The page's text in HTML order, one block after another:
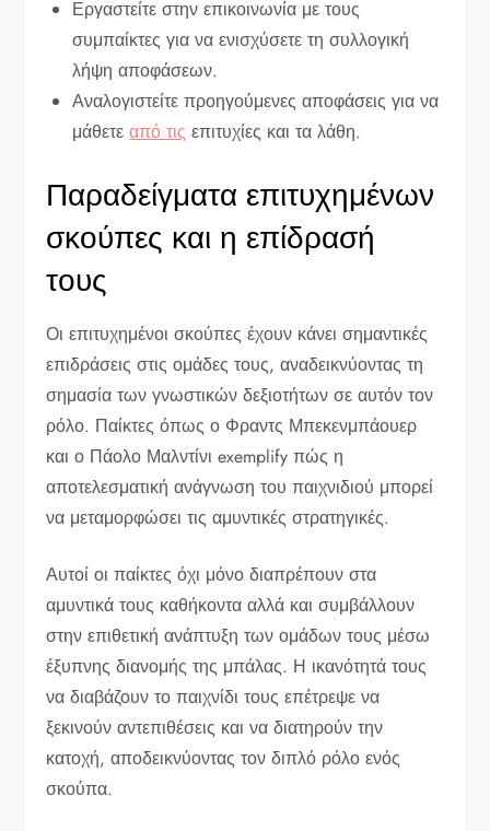
Εργαστείτε στην επικοινωνία με τους
συμπαίκτες για να ενισχύσετε τη συλλογική
λήψη αποφάσεων.
Αναλογιστείτε προηγούμενες αποφάσεις για να
μάθετεαπό τις επιτυχίες και τα λάθη.
Παραδείγματα επιτυχημένων
σκούπες και η επίδρασή
τους
Οι επιτυχημένοι σκούπες έχουν κάνει σημαντικές
επιδράσεις στις ομάδες τους, αναδεικνύοντας τη
σημασία των γνωστικών δεξιοτήτων σε αυτόν τον
ρόλο. Παίκτες όπως ο Φραντς Μπεκενμπάουερ
και ο Πάολο Μαλντίνι exemplify πώς η
αποτελεσματική ανάγνωση του παιχνιδιού μπορεί
να μεταμορφώσει τις αμυντικές στρατηγικές.
Αυτοί οι παίκτες όχι μόνο διαπρέπουν στα
αμυντικά τους καθήκοντα αλλά και συμβάλλουν
στην επιθετική ανάπτυξη των ομάδων τους μέσω
έξυπνης διανομής της μπάλας. Η ικανότητά τους
να διαβάζουν το παιχνίδι τους επέτρεψε να
ξεκινούν αντεπιθέσεις και να διατηρούν την
κατοχή, αποδεικνύοντας τον διπλό ρόλο ενός
σκούπα.